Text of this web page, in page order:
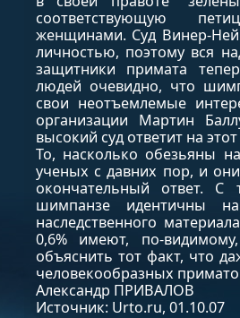
соответствующую
женщинами. Суд Винер-
личностью, поэтому вся
защитники примата
людей очевидно, что
свои неотъемлемые
организации Мартин
высокий суд ответит на
То, насколько обезьяны
ученых с давних пор, и
окончательный ответ. С
шимпанзе идентичны
наследственного
0,6% имеют, по-
объяснить тот факт, что
человекообразных
Александр ПРИВАЛОВ
Источник: Urto.ru, 01.10.07